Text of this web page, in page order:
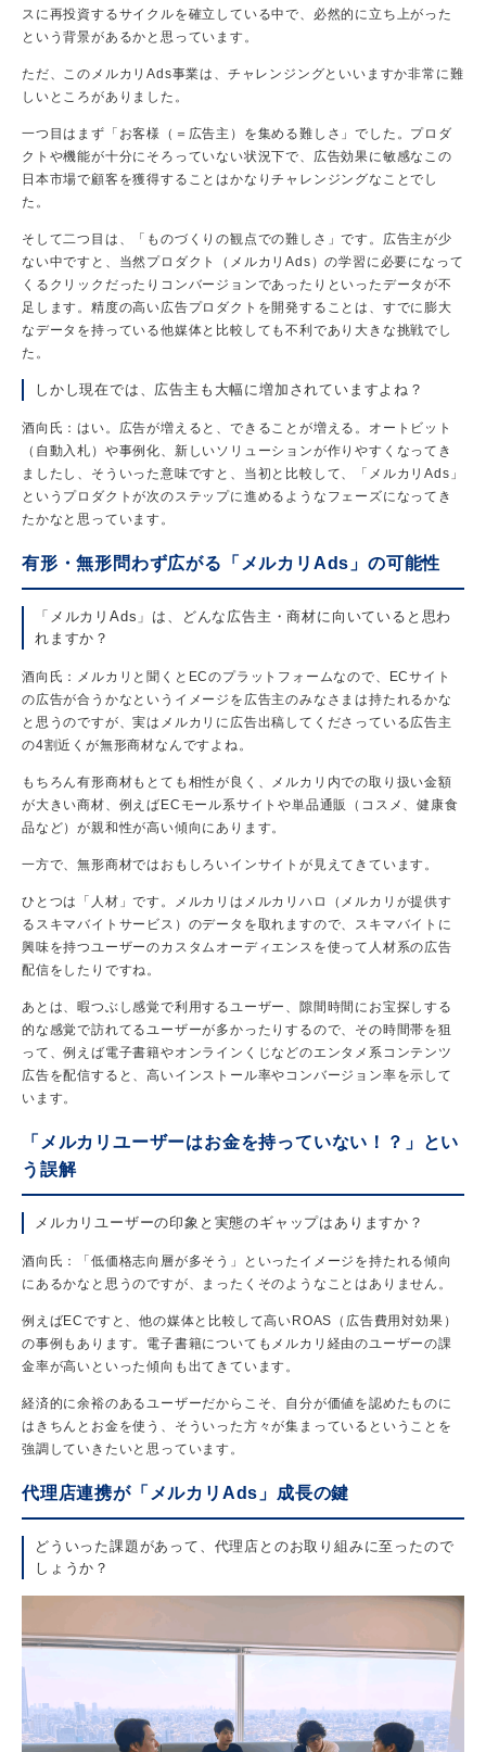
スに再投資するサイクルを確立している中で、必然的に立ち上がった
という背景があるかと思っています。
ただ、このメルカリAds事業は、チャレンジングといいますか非常に難
しいところがありました。
一つ目はまず「お客様（＝広告主）を集める難しさ」でした。プロダ
クトや機能が十分にそろっていない状況下で、広告効果に敏感なこの
日本市場で顧客を獲得することはかなりチャレンジングなことでし
た。
そして二つ目は、「ものづくりの観点での難しさ」です。広告主が少
ない中ですと、当然プロダクト（メルカリAds）の学習に必要になって
くるクリックだったりコンバージョンであったりといったデータが不
足します。精度の高い広告プロダクトを開発することは、すでに膨大
なデータを持っている他媒体と比較しても不利であり大きな挑戦でし
た。
しかし現在では、広告主も大幅に増加されていますよね？
酒向氏：はい。広告が増えると、できることが増える。オートビット
（自動入札）や事例化、新しいソリューションが作りやすくなってき
ましたし、そういった意味ですと、当初と比較して、「メルカリAds」
というプロダクトが次のステップに進めるようなフェーズになってき
たかなと思っています。
有形・無形問わず広がる「メルカリAds」の可能性
「メルカリAds」は、どんな広告主・商材に向いていると思わ
れますか？
酒向氏：メルカリと聞くとECのプラットフォームなので、ECサイト
の広告が合うかなというイメージを広告主のみなさまは持たれるかな
と思うのですが、実はメルカリに広告出稿してくださっている広告主
の4割近くが無形商材なんですよね。
もちろん有形商材もとても相性が良く、メルカリ内での取り扱い金額
が大きい商材、例えばECモール系サイトや単品通販（コスメ、健康食
品など）が親和性が高い傾向にあります。
一方で、無形商材ではおもしろいインサイトが見えてきています。
ひとつは「人材」です。メルカリはメルカリハロ（メルカリが提供す
るスキマバイトサービス）のデータを取れますので、スキマバイトに
興味を持つユーザーのカスタムオーディエンスを使って人材系の広告
配信をしたりですね。
あとは、暇つぶし感覚で利用するユーザー、隙間時間にお宝探しする
的な感覚で訪れてるユーザーが多かったりするので、その時間帯を狙
って、例えば電子書籍やオンラインくじなどのエンタメ系コンテンツ
広告を配信すると、高いインストール率やコンバージョン率を示して
います。
「メルカリユーザーはお金を持っていない！？」とい
う誤解
メルカリユーザーの印象と実態のギャップはありますか？
酒向氏：「低価格志向層が多そう」といったイメージを持たれる傾向
にあるかなと思うのですが、まったくそのようなことはありません。
例えばECですと、他の媒体と比較して高いROAS（広告費用対効果）
の事例もあります。電子書籍についてもメルカリ経由のユーザーの課
金率が高いといった傾向も出てきています。
経済的に余裕のあるユーザーだからこそ、自分が価値を認めたものに
はきちんとお金を使う、そういった方々が集まっているということを
強調していきたいと思っています。
代理店連携が「メルカリAds」成長の鍵
どういった課題があって、代理店とのお取り組みに至ったので
しょうか？